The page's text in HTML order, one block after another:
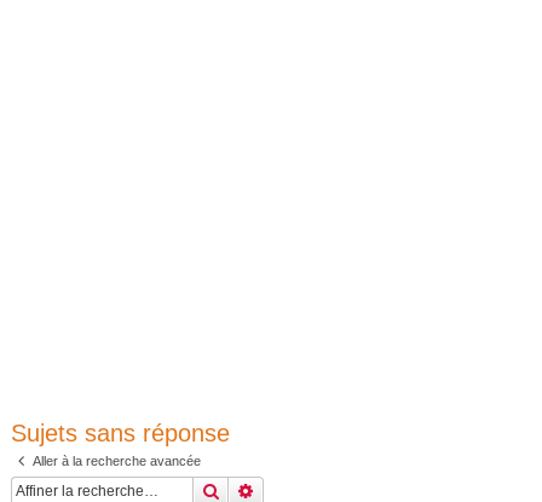
Sujets sans réponse
Aller à la recherche avancée
Rechercher